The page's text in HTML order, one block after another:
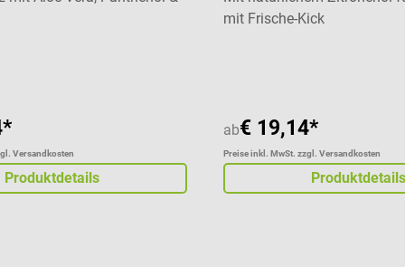
Rezeptur Ideal für
Hautgefühl In
Größen erhältlich
1 cosiMed Massagelotion
Größe
Versandkosten
Produktdetails
mit Frische-Kick
ab€ 19,14*
Preise inkl. MwSt. zzgl. Versandkosten
Produktdetails